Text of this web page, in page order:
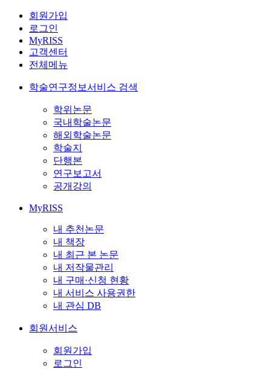
회원가입
로그인
MyRISS
고객센터
전체메뉴
학술연구정보서비스 검색
학위논문
국내학술논문
해외학술논문
학술지
단행본
연구보고서
공개강의
MyRISS
내 추천논문
내 책장
내 최근 본 논문
내 저작물관리
내 구매·신청 현황
내 서비스 사용권한
내 관심 DB
회원서비스
회원가입
로그인